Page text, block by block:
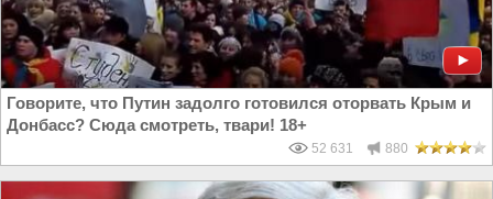
Говорите, что Путин задолго готовился оторвать Крым и
Донбасс? Сюда смотреть, твари! 18+
52 631 880